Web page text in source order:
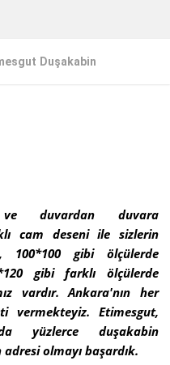
Duşakabin
duvardan duvara
cam deseni ile sizlerin
100*100 gibi ölçülerde
gibi farklı ölçülerde
vardır. Ankara'nın her
vermekteyiz. Etimesgut,
yüzlerce duşakabin
olmayı başardık.